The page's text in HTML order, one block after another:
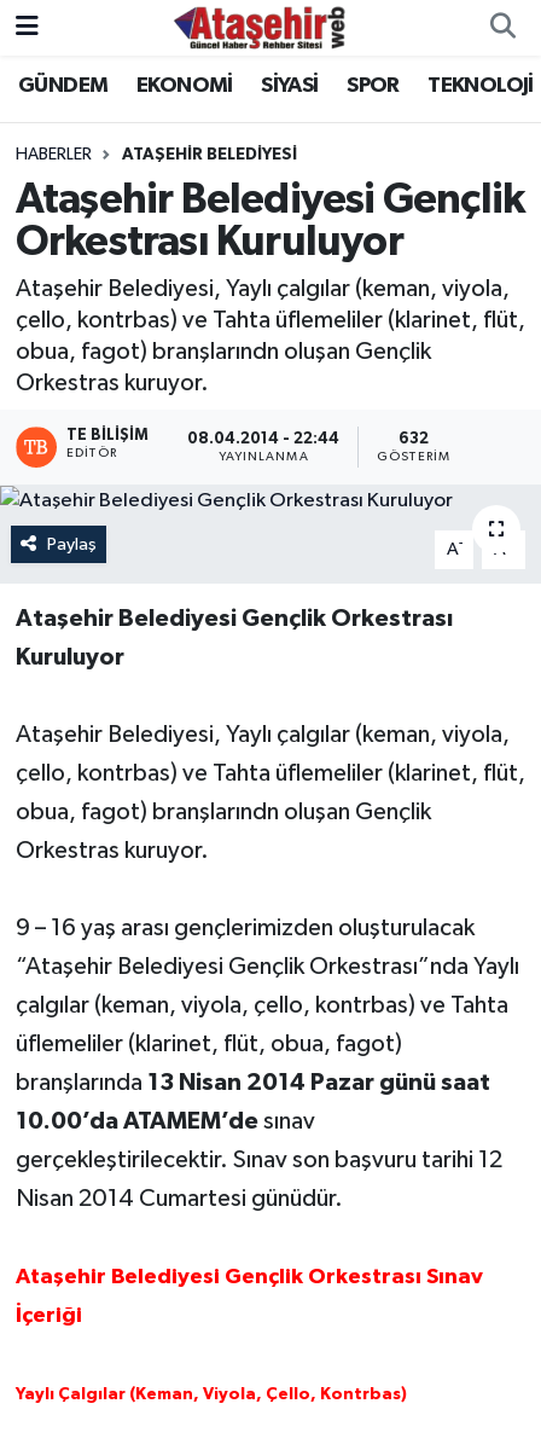
GÜNDEM EKONOMİ SİYASİ SPOR TEKNOLOJİ
HABERLER ATAŞEHİR BELEDİYESİ
Ataşehir Belediyesi Gençlik
Orkestrası Kuruluyor
Ataşehir Belediyesi, Yaylı çalgılar (keman, viyola,
çello, kontrbas) ve Tahta üflemeliler (klarinet, flüt,
obua, fagot) branşlarındn oluşan Gençlik
Orkestras kuruyor.
TE BILIŞIM
EDITÖR
08.04.2014 - 22:44
YAYINLANMA
632
GÖSTERIM
Paylaş A- A
Ataşehir Belediyesi Gençlik Orkestrası
Kuruluyor
Ataşehir Belediyesi, Yaylı çalgılar (keman, viyola,
çello, kontrbas) ve Tahta üflemeliler (klarinet, flüt,
obua, fagot) branşlarındn oluşan Gençlik
Orkestras kuruyor.
9 – 16 yaş arası gençlerimizden oluşturulacak
“Ataşehir Belediyesi Gençlik Orkestrası”nda Yaylı
çalgılar (keman, viyola, çello, kontrbas) ve Tahta
üflemeliler (klarinet, flüt, obua, fagot)
branşlarında 13 Nisan 2014 Pazar günü saat
10.00’da ATAMEM’desınav
gerçekleştirilecektir. Sınav son başvuru tarihi 12
Nisan 2014 Cumartesi günüdür.
Ataşehir Belediyesi Gençlik Orkestrası Sınav
İçeriği
Yaylı Çalgılar (Keman, Viyola, Çello, Kontrbas)
Hava Durumu
Trafik Durumu
Süper Lig Puan Durumu ve Fikstür
Tüm Manşetler
Son Dakika Haberleri
Haber Arşivi